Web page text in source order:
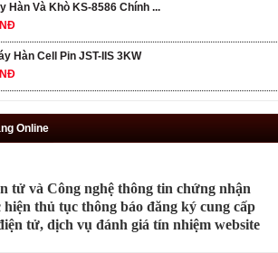
Hàn Và Khò KS-8586 Chính ...
Hàn Cell Pin JST-IIS 3KW
Online
tử và Công nghệ thông tin chứng nhận
thủ tục thông báo đăng ký cung cấp
tử, dịch vụ đánh giá tín nhiệm website